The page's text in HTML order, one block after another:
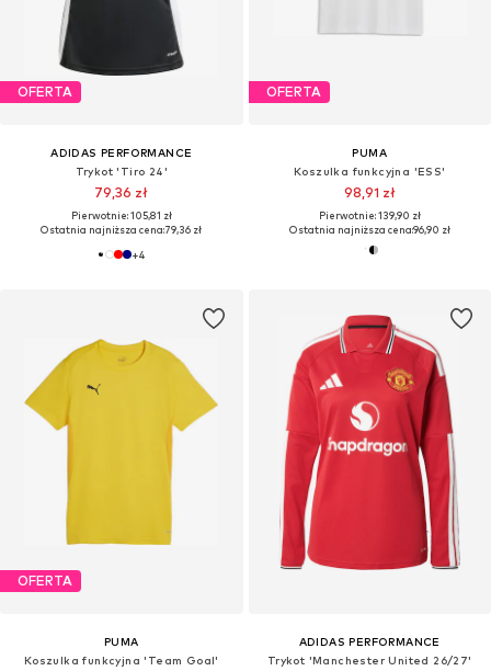
OFERTA
ADIDAS PERFORMANCE
Trykot 'Tiro 24'
79,36 zł
Pierwotnie: 105,81 zł
Ostatnia najniższa cena:79,36 zł
+4
OFERTA
PUMA
Koszulka funkcyjna 'ESS'
98,91 zł
Pierwotnie: 139,90 zł
Ostatnia najniższa cena:96,90 zł
OFERTA
PUMA
Koszulka funkcyjna 'Team Goal'
ADIDAS PERFORMANCE
Trykot 'Manchester United 26/27'